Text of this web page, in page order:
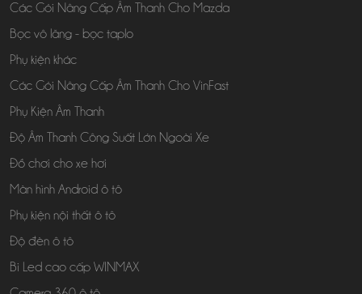
Các Gói Nâng Cấp Âm Thanh Cho Mazda
Bọc vô lăng - bọc taplo
Phụ kiện khác
Các Gói Nâng Cấp Âm Thanh Cho VinFast
Phụ Kiện Âm Thanh
Độ Âm Thanh Công Suất Lớn Ngoài Xe
Đồ chơi cho xe hơi
Màn hình Android ô tô
Phụ kiện nội thất ô tô
Độ đèn ô tô
Bi Led cao cấp WINMAX